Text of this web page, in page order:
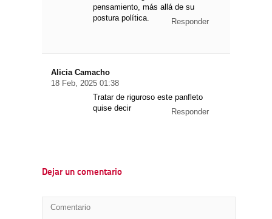
pensamiento, más allá de su
postura política.
Responder
Alicia Camacho
18 Feb, 2025 01:38
Tratar de riguroso este panfleto
quise decir
Responder
Dejar un comentario